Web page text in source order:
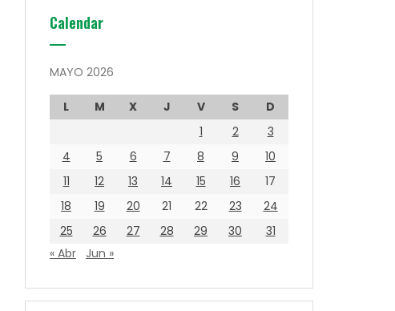
Calendar
MAYO 2026
L M X J V S
D
1
2
3
4
5 6 7 8 9
10
11
12 13 14 15 16
17
18
19 20 21 22 23
24
25
26 27 28 29 30
31
« Abr
Jun »